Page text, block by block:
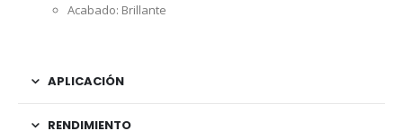
Acabado: Brillante
APLICACIÓN
RENDIMIENTO